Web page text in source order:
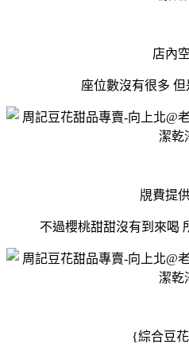
店內
座位數沒有很多
覑費提
不過櫻桃甜甜沒有到來喝
{綜合豆